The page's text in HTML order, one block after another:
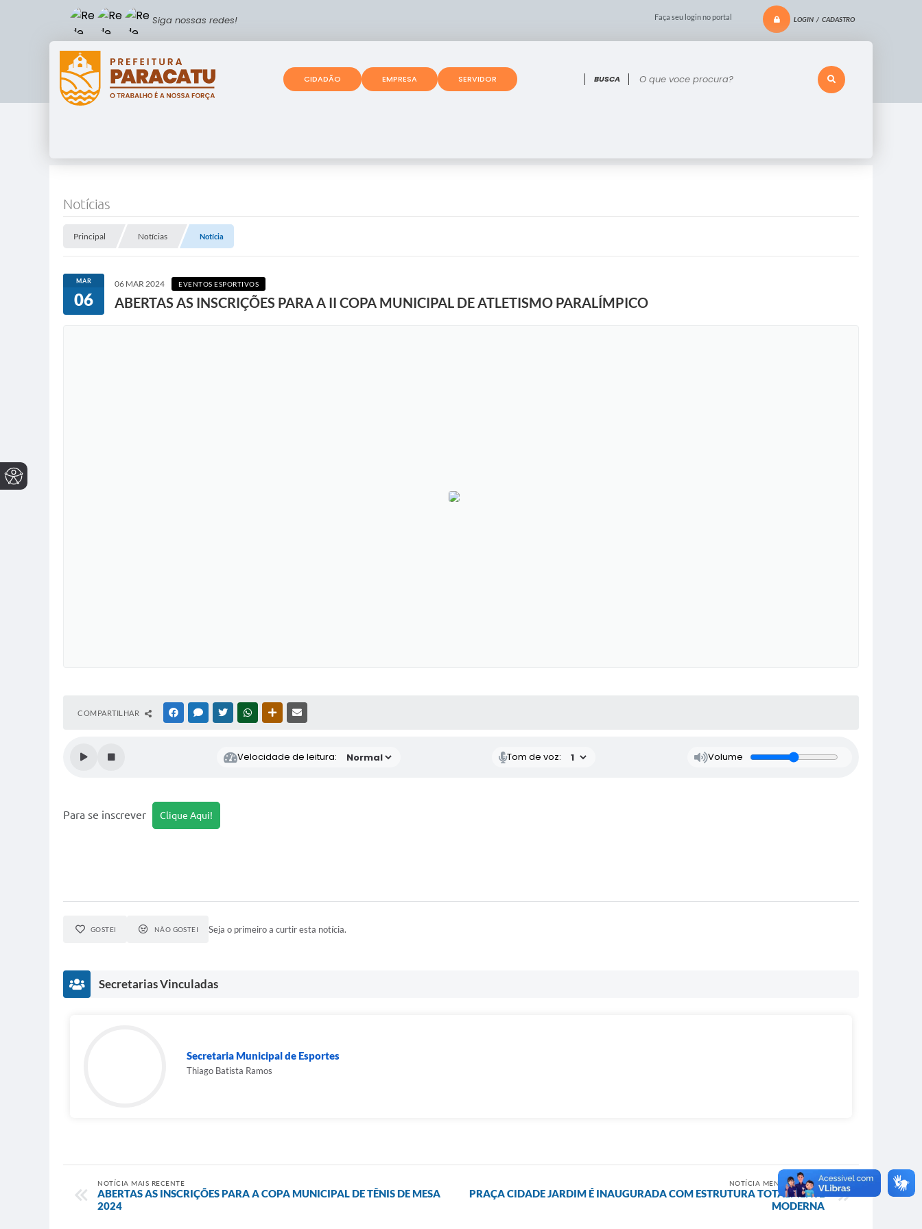
Faça seu login no portal LOGIN / CADASTRO
O que voce procura?
Siga nossas redes!
CIDADÃO EMPRESA SERVIDOR
Notícias
Principal Notícias Notícia
MAR
06
06 MAR 2024 EVENTOS ESPORTIVOS
ABERTAS AS INSCRIÇÕES PARA A II COPA MUNICIPAL DE ATLETISMO PARALÍMPICO
COMPARTILHAR FACEBOOKMESSENGER
TWITTERWHATSAPPOUTRAS MÍDIAS
Velocidade de leitura: Tom de voz: Volume
Para se inscrever Clique Aqui!
GOSTEI NÃO GOSTEI Seja o primeiro a curtir esta notícia.
Secretarias Vinculadas
Secretaria Municipal de Esportes
Thiago Batista Ramos
NOTÍCIA MAIS RECENTE
ABERTAS AS INSCRIÇÕES PARA A COPA MUNICIPAL DE TÊNIS DE MESA
2024
NOTÍCIA MENOS RECENTE
PRAÇA CIDADE JARDIM É INAUGURADA COM ESTRUTURA TOTALMENTE
MODERNA